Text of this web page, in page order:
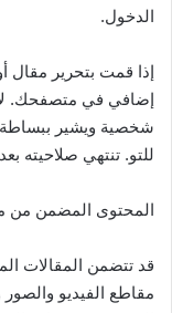
الدخول.
إذا قمت بتحرير
إضافي في متصفحك. لا
شخصية ويشير ببساطة
للتو. تنتهي صلاحيته
المحتوى المضمن من
قد تتضمن المقالات
مقاطع الفيديو